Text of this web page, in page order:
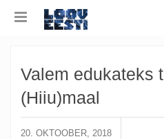
Valem edukateks
(Hiiu)maal
20. OKTOOBER, 2018